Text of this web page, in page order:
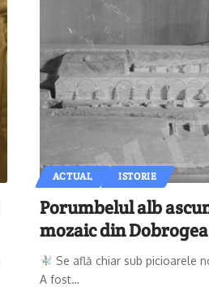
ACTUAL ISTORIE
Porumbelul alb
mozaic din Dobrogea
Se află chiar sub picioarele
A fost…